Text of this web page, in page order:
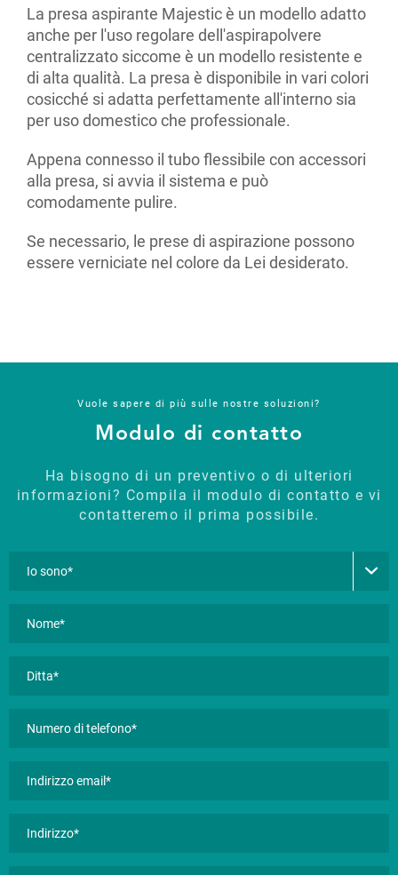
La presa aspirante Majestic è un modello adatto
anche per l'uso regolare dell'aspirapolvere
centralizzato siccome è un modello resistente e
di alta qualità. La presa è disponibile in vari colori
cosicché si adatta perfettamente all'interno sia
per uso domestico che professionale.
Appena connesso il tubo flessibile con accessori
alla presa, si avvia il sistema e può
comodamente pulire.
Se necessario, le prese di aspirazione possono
essere verniciate nel colore da Lei desiderato.
Vuole sapere di più sulle nostre soluzioni?
Modulo di contatto
Ha bisogno di un preventivo o di ulteriori
informazioni? Compila il modulo di contatto e vi
contatteremo il prima possibile.